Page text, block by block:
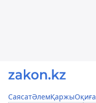
СаясатӘлемҚаржыОқиға